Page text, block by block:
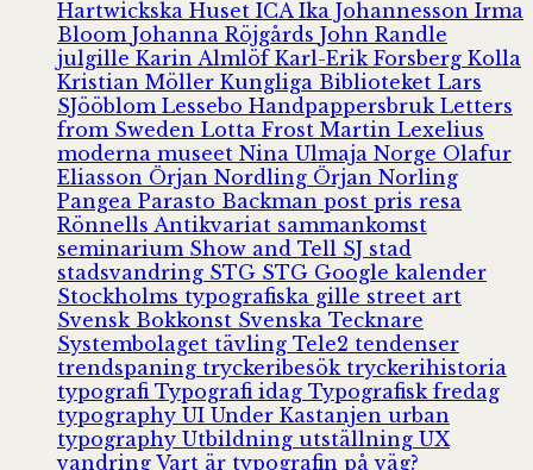
Hartwickska Huset ICA Ika Johannesson Irma
Bloom Johanna Röjgårds John Randle
julgille Karin Almlöf Karl-Erik Forsberg Kolla
Kristian Möller Kungliga Biblioteket Lars
SJööblom Lessebo Handpappersbruk Letters
from Sweden Lotta Frost Martin Lexelius
moderna museet Nina Ulmaja Norge Olafur
Eliasson Örjan Nordling Örjan Norling
Pangea Parasto Backman post pris resa
Rönnells Antikvariat sammankomst
seminarium Show and Tell SJ stad
stadsvandring STG STG Google kalender
Stockholms typografiska gille street art
Svensk Bokkonst Svenska Tecknare
Systembolaget tävling Tele2 tendenser
trendspaning tryckeribesök tryckerihistoria
typografi Typografi idag Typografisk fredag
typography UI Under Kastanjen urban
typography Utbildning utställning UX
vandring Vart är typografin på väg?